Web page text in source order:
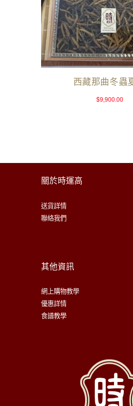
西藏那曲冬蟲
$9,900.00
關於時運高
送貨詳情
聯絡我們
其他資訊
網上購物教學
優惠詳情
食譜教學